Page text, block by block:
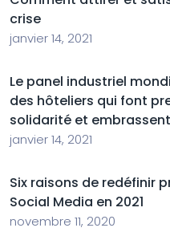
crise
janvier 14, 2021
Le panel industriel
des hôteliers qui font
solidarité et
janvier 14, 2021
Six raisons de redéfinir
Social Media en 2021
novembre 11, 2020